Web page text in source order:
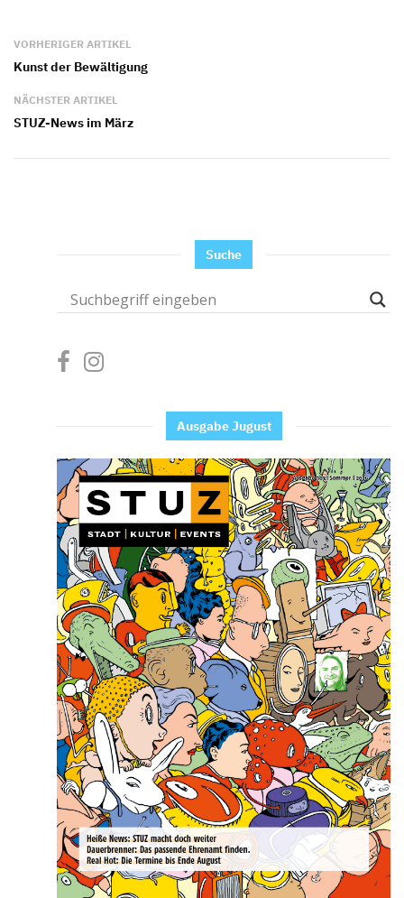
VORHERIGER ARTIKEL
Kunst der Bewältigung
NÄCHSTER ARTIKEL
STUZ-News im März
Suche
Ausgabe Jugust